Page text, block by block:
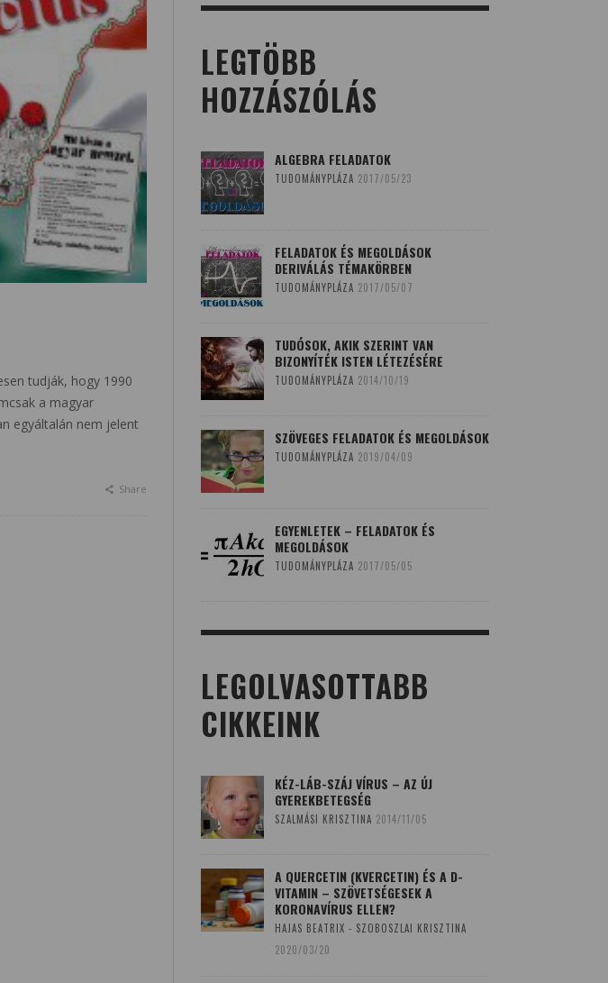
tudják, hogy 1990
a magyar
egyáltalán nem jelent
Share
LEGTÖBB
HOZZÁSZÓLÁS
ALGEBRA FELADATOK
TUDOMÁNYPLÁZA 2017/05/23
FELADATOK ÉS MEGOLDÁSOK
DERIVÁLÁS TÉMAKÖRBEN
TUDOMÁNYPLÁZA 2017/05/07
TUDÓSOK, AKIK SZERINT VAN
BIZONYÍTÉK ISTEN LÉTEZÉSÉRE
TUDOMÁNYPLÁZA 2014/10/19
SZÖVEGES FELADATOK ÉS MEGOLDÁSOK
TUDOMÁNYPLÁZA 2019/04/09
EGYENLETEK – FELADATOK ÉS
MEGOLDÁSOK
TUDOMÁNYPLÁZA 2017/05/05
LEGOLVASOTTABB
CIKKEINK
KÉZ-LÁB-SZÁJ VÍRUS – AZ ÚJ
GYEREKBETEGSÉG
SZALMÁSI KRISZTINA 2014/11/05
A QUERCETIN (KVERCETIN) ÉS A D-
VITAMIN – SZÖVETSÉGESEK A
KORONAVÍRUS ELLEN?
HAJAS BEATRIX - SZOBOSZLAI KRISZTINA
2020/03/20